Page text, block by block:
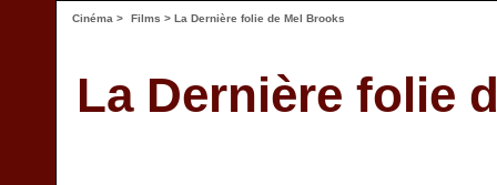
Cinéma > Films > La Dernière folie de Mel Brooks
La Dernière folie